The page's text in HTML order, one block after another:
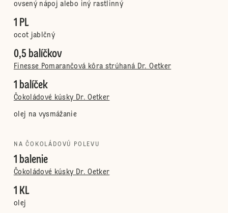
ovsený nápoj alebo iný rastlinný
1 PL
ocot jablčný
0,5 balíčkov
Finesse Pomarančová kôra strúhaná Dr. Oetker
1 balíček
Čokoládové kúsky Dr. Oetker
olej na vysmážanie
NA ČOKOLÁDOVÚ POLEVU
1 balenie
Čokoládové kúsky Dr. Oetker
1 KL
olej